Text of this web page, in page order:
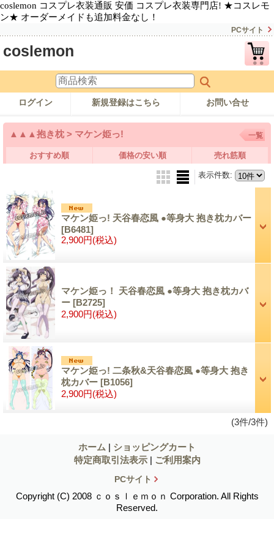
coslemon コスプレ衣装通販 安価 コスプレ衣装専門店! ★コスレモ
ン★ オーダーメイドも追加料金なし！
PCサイト
coslemon
ログイン 新規登録はこちら お問い合せ
▲▲▲抱き枕 > マケン姫っ! 一覧
おすすめ順 価格の安い順 売れ筋順
表示件数:
マケン姫っ! 天谷春恋風 ●等身大 抱き枕カバー
[B6481]
2,900円(税込)
マケン姫っ！ 天谷春恋風 ●等身大 抱き枕カバ
ー [B2725]
2,900円(税込)
マケン姫っ! 二条秋&天谷春恋風 ●等身大 抱き
枕カバー [B1056]
2,900円(税込)
(3件/3件)
ホーム | ショッピングカート
特定商取引法表示 | ご利用案内
PCサイト
Copyright (C) 2008 ｃｏｓｌｅｍｏｎ Corporation. All Rights
Reserved.